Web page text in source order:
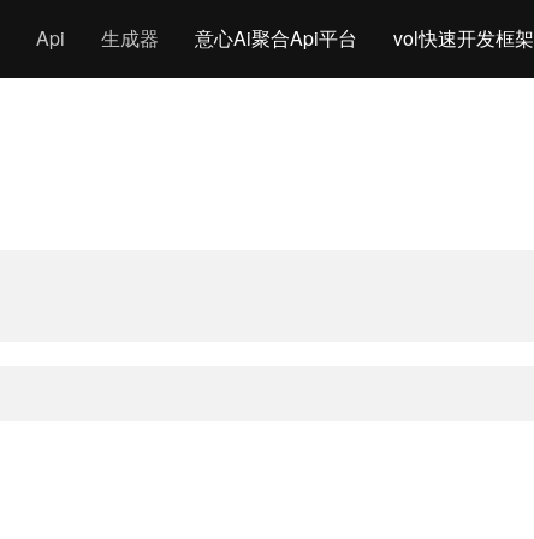
Api 生成器 意心Ai聚合Api平台 vol快速开发框架